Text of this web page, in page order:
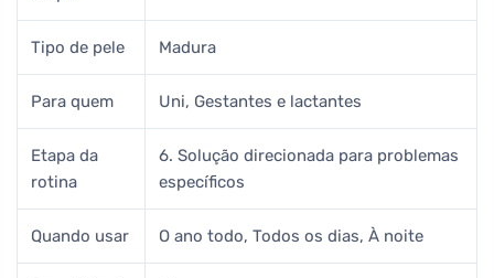
Tipo de pele Madura
Para quem Uni, Gestantes e lactantes
Etapa da
rotina
6. Solução direcionada para problemas
específicos
Quando usar O ano todo, Todos os dias, À noite